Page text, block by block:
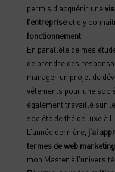
permis d’acquérir une
l’entrepriseet d’y
fonctionnement.
En parallèle de mes
de prendre des
manager un projet de
vêtements pour une
également travaillé sur
société de thé de luxe à
L’année dernière, j’ai
termes de web
mon Master à